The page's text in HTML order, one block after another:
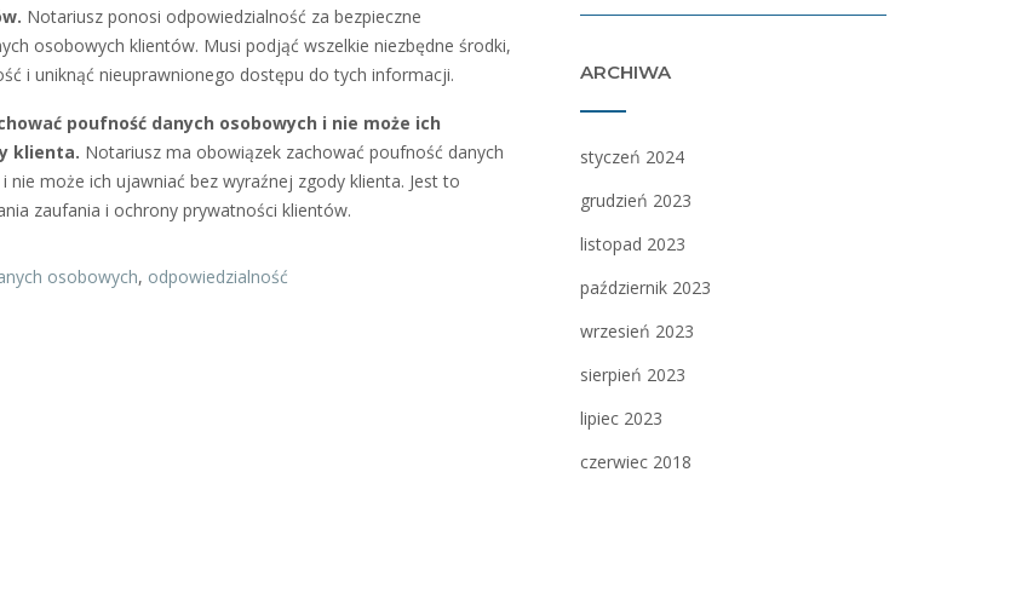
Notariusz ponosi odpowiedzialność za bezpieczne
osobowych klientów. Musi podjąć wszelkie niezbędne środki,
i uniknąć nieuprawnionego dostępu do tych informacji.
poufność danych osobowych i nie może ich
klienta. Notariusz ma obowiązek zachować poufność danych
nie może ich ujawniać bez wyraźnej zgody klienta. Jest to
zaufania i ochrony prywatności klientów.
osobowych, odpowiedzialność
ARCHIWA
styczeń 2024
grudzień 2023
listopad 2023
październik 2023
wrzesień 2023
sierpień 2023
lipiec 2023
czerwiec 2018